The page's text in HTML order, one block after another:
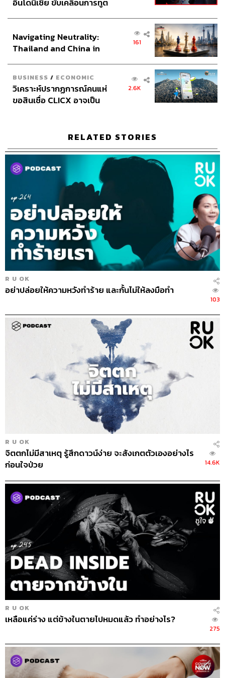
ได้รถหรือบ้านนั้น มันคือความต้องการความมั่นคงในชีวิต
ไม่อยากจะเช่าห้องอยู่แบบนี้แล้ว เป็นต้น
การลงลึกไปดูจิตใจตัวเองนั้นมันค่อนข้างเจ็บปวด ต้องใช้
ความกล้าหาญสูงมากในการยอมรับเมื่อเราพบสาเหตุนั้นๆ
เช่น ตอนอกหักก็รู้สึกว่าชีวิตแย่มากอยู่แล้ว แล้วยังจะให้คนที่
อยู่ในสภาพแบบนั้นย้อนมองกลับไปดูสาเหตุที่ตัวเองรู้สึกไร้ค่า
ว่าเพราะอะไร เพราะเขาไม่เอา เขาไม่เห็นความสำคัญของ
ความรักของเรา เราจัดการกับสถานการณ์เหล่านี้ไม่ได้ เรา
ตัวเองรู้สึกดีขึ้นเดี๋ยวนั้นทันทีด้วยการช้อปปิ้งหรือเสพติดบาง
อย่างไปก่อน แม้ว่าสาเหตุที่แท้จริงในจิตใจจะไม่ได้ถูกแก้ไข
อะไรเลยก็ตาม
การตลาดกับอาการเสพติดการช้อปปิ้ง
ต่อให้เราไม่ได้อยู่ในสภาวะเครียด กดดัน หรือกลวงโบ๋อะไร
ก็มีสิทธิเสพติดการช้อปปิ้งได้เช่นกัน เพราะปัจจุบันนี้มีสิ่งเร้า
ทั้งสื่อและการตลาดมากมายที่พยายามบอกเราว่า ถ้าไม่ทำ
ตามเทรนด์ เราจะไม่สมบูรณ์ ไม่คูล ไม่ได้มาตรฐานเท่าคน
ทั่วไปในสังคม พอเจอการกระตุ้นลักษณะนี้บ่อยเข้า เราก็จะ
รู้สึกไม่พอ แล้วก็จะซื้อโดยไม่ทันคิดว่ามันจำเป็นกับเราจริง
หรือเปล่า
เพราะการช้อปปิ้งทำให้เราได้เข้าใกล้ตัวเองใน
อุดมคติที่เราอยากเป็น ในเชิงวัตถุ ซึ่งสุดท้าย
เราก็จะยังรู้สึกขาดอยู่ดี
การช้อปปิ้งจึงทำให้เรารู้สึกได้ขยับเข้าไปใกล้
อุดมคติมากขึ้นเรื่อยๆ เช่น เรามีภาพในหัวว่าอยากเป็นผู้หญิง
ที่แต่งตัวแบบนี้ ถือกระเป๋าแบบนี้ และเราสามารถเป็นแบบนั้น
ได้ด้วยการซื้อ การตลาดจึงมีส่วนสำคัญในการช้อปปิ้ง เพราะ
เกี่ยวข้องกับหลักจิตวิทยาและความต้องการของมนุษย์ ถ้าเรา
ไม่รู้เท่าทันกลยุทธ์ของการตลาด เราจะเสียเงินโดยไม่รู้ตัว
ลองสังเกตว่าห้างสรรพสินค้ามักเปิดเพลงเร็ว ทำให้เรารู้สึก
เหมือนเป็นนางแบบที่เดินอยู่บนรันเวย์ ทุกอย่างจะเกิดขึ้น
อย่างรวดเร็ว ทำให้เรารู้สึกสนุกและคิดไตร่ตรองน้อยลง สาร
แห่งความสุขก็หลั่งไหลตอนนั้นจริง แต่มันจะมีฤทธิ์อยู่เพียง 1-
2 ชั่วโมงเท่านั้น ทำให้หลายครั้งเมื่อกลับไปถึงบ้าน เราต้อง
มานั่งถามตัวเองว่า ซื้อมาทำไมเยอะแยะ ความรู้สึกผิดและ
ความเครียดก็จะตามมาในที่สุด
สัญญาณเบื้องต้นของการเสพติดการช้อปปิ้ง
(Shopaholic)
1. ซื้อมาแล้วไม่ได้ใช้เสื้อผ้าหลายชิ้นบางตัวยังไม่ได้แกะป้าย
ของเหล่านั้นจริงๆ ความสุขจากการช้อปปิ้งที่แท้จริงไม่ใช่
‘การได้มาซึ่งของ’ แต่คือ ‘ความรู้สึกดีที่ได้ซื้อของ’
อินโดนีเซีย ขับเคลื่อนการทูต
อินโดนีเซีย
Navigating Neutrality:
Thailand and China in
161
BUSINESS / ECONOMIC
วิเคราะห์ปรากฏการณ์คนแห่
ขอสินเชื่อ CLICX อาจเป็น
2.6K
RELATED STORIES
R U OK
อย่าปล่อยให้ความหวังทำร้าย และกั้นไม่ให้ลงมือทำ
103
R U OK
จิตตกไม่มีสาเหตุ รู้สึกดาวน์ง่าย จะสังเกตตัวเองอย่างไร
ก่อนใจป่วย
14.6K
R U OK
เหลือแค่ร่าง แต่ข้างในตายไปหมดแล้ว ทำอย่างไร?
275